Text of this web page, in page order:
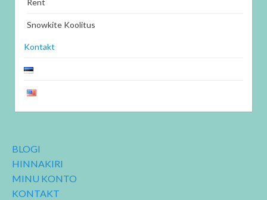
Snowkite Koolitus
Kontakt
BLOGI
HINNAKIRI
MINU KONTO
KONTAKT